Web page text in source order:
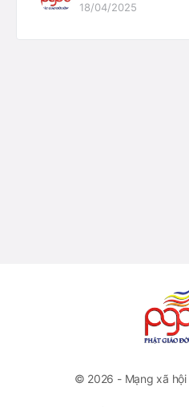
18/04/2025
© 2026 - Mạng xã